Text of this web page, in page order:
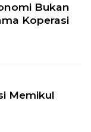
Bukan
Koperasi
Memikul